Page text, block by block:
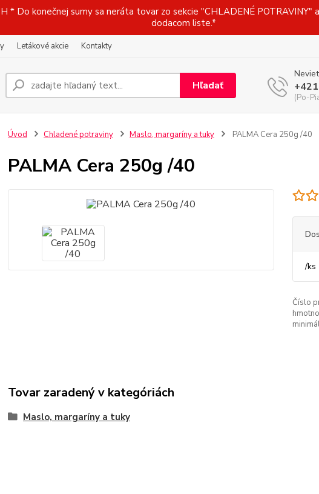
* Do konečnej sumy sa neráta tovar zo sekcie "CHLADENÉ
dodacom liste.*
Letákové akcie Kontakty
Hľadať
(Po-
Úvod Chladené potraviny Maslo, margaríny a tuky PALMA Cera 250g /40
PALMA Cera 250g /40
/ks
Číslo
Tovar zaradený v kategóriách
Maslo, margaríny a tuky